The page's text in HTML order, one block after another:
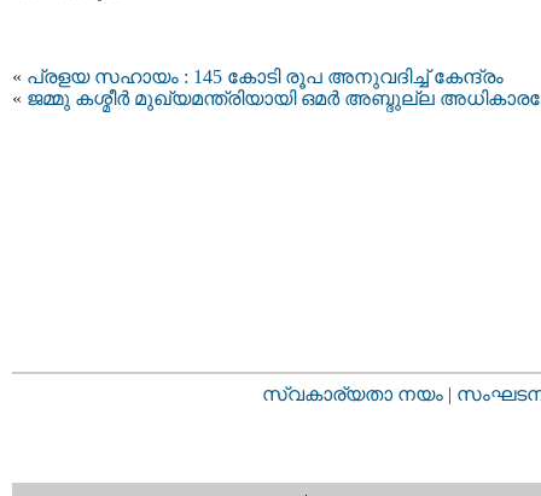
« പ്രളയ സഹായം : 145 കോടി രൂപ അനുവദിച്ച് കേന്ദ്രം
« ജമ്മു കശ്മീര്‍ മുഖ്യമന്ത്രിയായി ഒമര്‍ അബ്ദുല്ല
സ്വകാര്യതാ നയം |